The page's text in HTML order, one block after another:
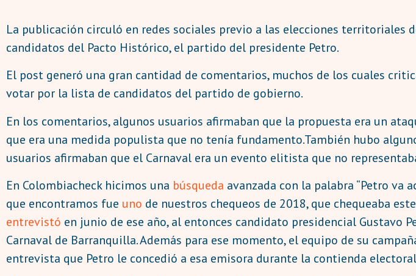
La publicación circuló en redes sociales previo a las elecciones territoriales
candidatos del Pacto Histórico, el partido del presidente Petro.
El post generó una gran cantidad de comentarios, muchos de los cuales
votar por la lista de candidatos del partido de gobierno.
En los comentarios, algunos usuarios afirmaban que la propuesta era un
que era una medida populista que no tenía fundamento.También hubo
usuarios afirmaban que el Carnaval era un evento elitista que no
En Colombiacheck hicimos una búsqueda avanzada con la palabra “Petro va
que encontramos fue uno de nuestros chequeos de 2018, que chequeaba
entrevistó en junio de ese año, al entonces candidato presidencial Gustavo
Carnaval de Barranquilla. Además para ese momento, el equipo de su
entrevista que Petro le concedió a esa emisora durante la contienda